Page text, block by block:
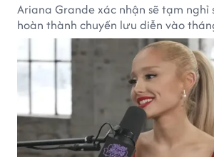
Ariana Grande xác nhận sẽ tạm nghỉ
hoàn thành chuyến lưu diễn vào